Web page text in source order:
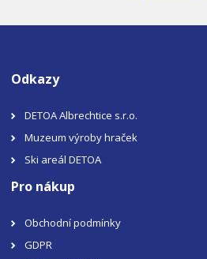
Odkazy
DETOA Albrechtice s.r.o.
Muzeum výroby hraček
Ski areál DETOA
Pro nákup
Obchodní podmínky
GDPR